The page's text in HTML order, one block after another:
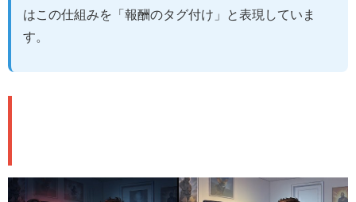
はこの仕組みを「報酬のタグ付け」と表現していま
す。